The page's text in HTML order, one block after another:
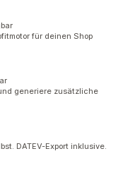
für deinen Shop
generiere zusätzliche
DATEV-Export inklusive.